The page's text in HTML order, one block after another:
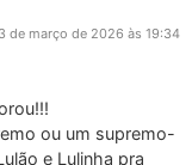
3 de março de 2026 às 19:34
ou um supremo-
e Lulinha pra